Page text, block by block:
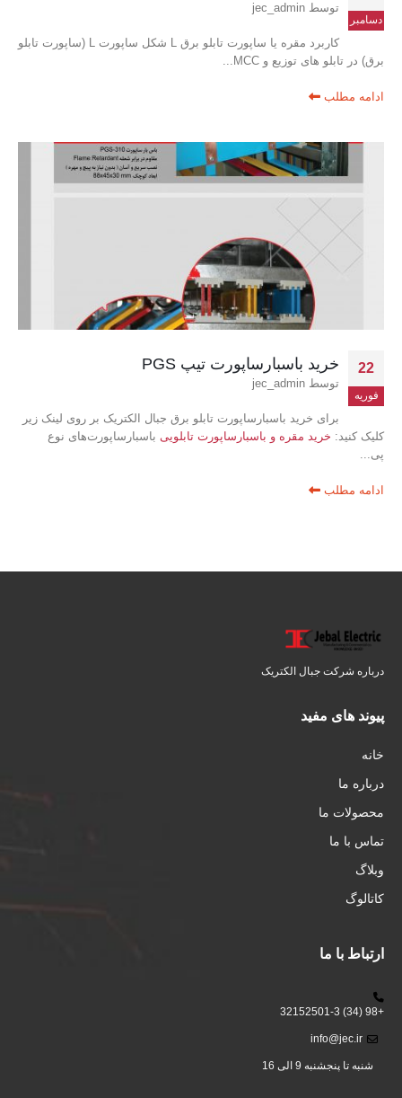
دسامبر
توسط jec_admin
کاربرد مقره یا ساپورت تابلو برق L شکل ساپورت L (ساپورت تابلو
برق) در تابلو های توزیع و MCC...
ادامه مطلب
22
فوریه
خرید باسبارساپورت تیپ PGS
توسط jec_admin
برای خرید باسبارساپورت تابلو برق جبال الکتریک بر روی لینک زیر
کلیک کنید: خرید مقره و باسبارساپورت تابلویی باسبارساپورت‌های نوع
پی...
ادامه مطلب
درباره شرکت جبال الکتریک
پیوند های مفید
خانه
درباره ما
محصولات ما
تماس با ما
وبلاگ
کاتالوگ
ارتباط با ما
+98 (34) 32152501-3
info@jec.ir
شنبه تا پنجشنبه 9 الی 16